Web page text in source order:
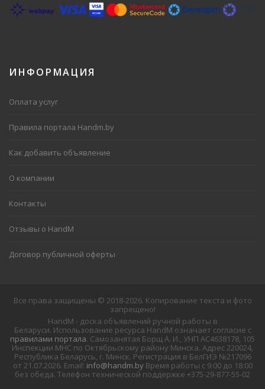
ИНФОРМАЦИЯ
Оплата услуг
Правила портала Handm.by
Как добавить объявление
О компании
Контакты
Отзывы о HandM
Договор публичной оферты
Все права защищены © 2018-2026. Копирование текста и фото
запрещено!
HandM - доска объявлений ручной работы в
Беларуси. Использование ресурса HandM означает согласие с
правилами портала. Самозанятая Борщ А. И., УНП АС4638178, 105
Инспекции МНС по Октябрьскому району Минска. Адрес 220024,
Республика Беларусь, г. Минск. Регистрация в БелГИЭ №217096
от 21.07.2026. Email: info@handm.byВремя работы с 9:00 до 18:00
без обеда. Телефон технической поддержке +375-29-877-55-02